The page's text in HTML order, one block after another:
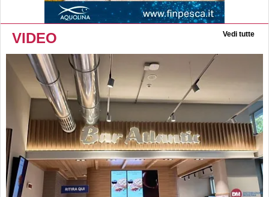
VIDEO Vedi tutte